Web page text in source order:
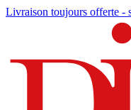
Livraison toujours offerte -